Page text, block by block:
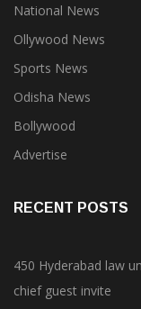
National News
Ollywood News
Sports News
Odisha News
Bollywood
Advertise
RECENT POSTS
450 Hyderabad law
chief guest invite